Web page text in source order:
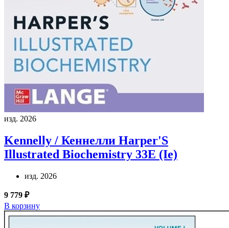
изд. 2026
Kennelly / Кеннелли Harper'S
Illustrated Biochemistry 33E (Ie)
изд. 2026
9 779 ₽
В корзину